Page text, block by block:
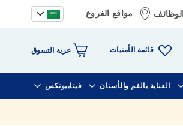
الوظائف مواقع الفروع
قائمة الأمنيات عربة التسوق
العناية بالفم والأسنان فيتابيوتكس